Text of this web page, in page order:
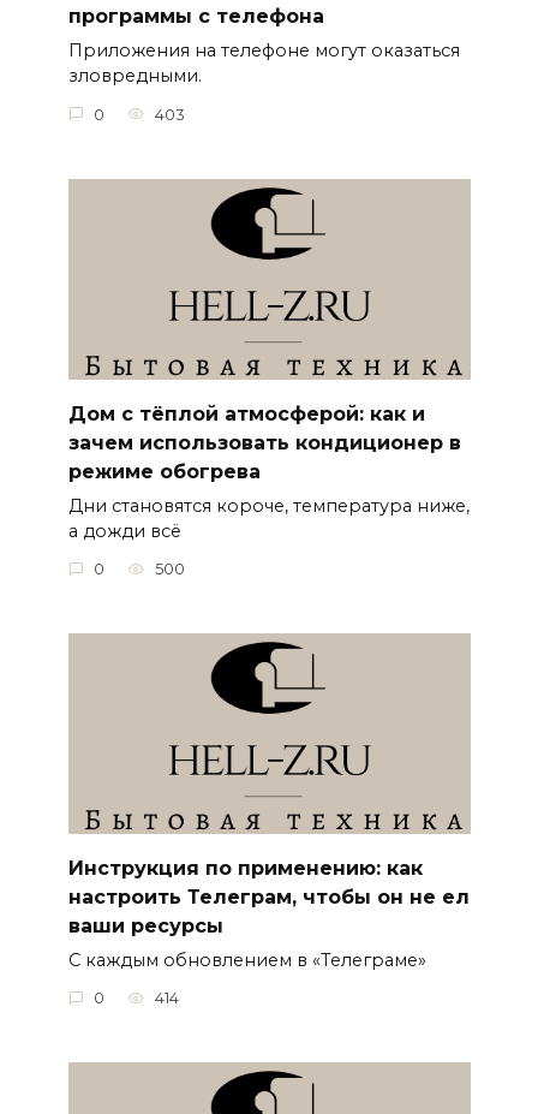
программы с телефона
Приложения на телефоне могут оказаться
зловредными.
0 403
Дом с тёплой атмосферой: как и
зачем использовать кондиционер в
режиме обогрева
Дни становятся короче, температура ниже,
а дожди всё
0 500
Инструкция по применению: как
настроить Телеграм, чтобы он не ел
ваши ресурсы
С каждым обновлением в «Телеграме»
0 414